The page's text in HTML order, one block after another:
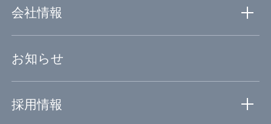
SPIの強みTOP
輸入原薬の高度なGMP管理
自社ラボによる品質保証
会社情報
会社情報TOP
会社概要・組織図・沿革
お知らせ
採用情報